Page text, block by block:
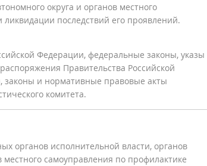
округа и органов местного
последствий его проявлений.
Федерации, федеральные законы, указы
Правительства Российской
и нормативные правовые акты
комитета.
органов исполнительной власти, органов
местного самоуправления по профилактике